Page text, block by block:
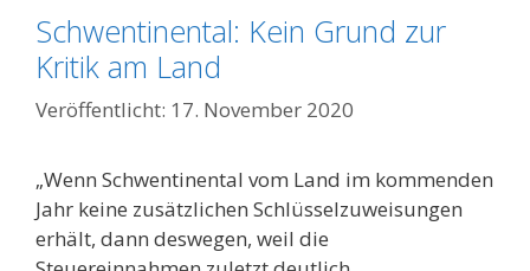
Schwentinental: Kein Grund zur
Kritik am Land
17. November 2020
„Wenn Schwentinental vom Land im kommenden
Jahr keine zusätzlichen Schlüsselzuweisungen
erhält, dann deswegen, weil die